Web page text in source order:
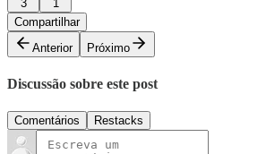
3
1
Compartilhar
Anterior
Próximo
Discussão sobre este post
Comentários Restacks